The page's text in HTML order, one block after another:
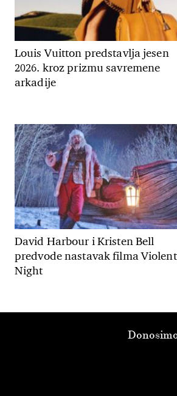
Louis Vuitton predstavlja jesen
2026. kroz prizmu savremene
arkadije
David Harbour i Kristen Bell
predvode nastavak filma Violent
Night